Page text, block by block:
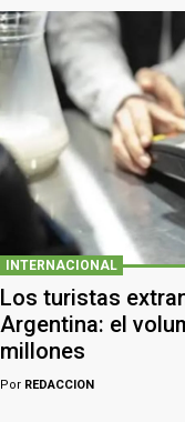
INTERNACIONAL
Los turistas
Argentina: el
millones
Por REDACCION